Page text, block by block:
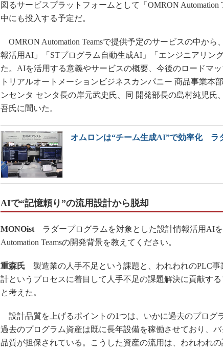
海外生産
グロ
制御セ
新型コ
図るサービスプラットフォームとして「OMRON Automation
中にも投入する予定だ。
OMRON Automation Teamsで提供予定のサービスの中から
報活用AI」「STプログラム自動生成AI」「エンジニアリン
た。AIを活用する意義やサービスの概要、今後のロードマ
トリアルオートメーションビジネスカンパニー 商品事業本
ンセンタ センタ長の岸元武史氏、同 開発部長の島村純児氏
吾氏に聞いた。
オムロンは“チーム生成AI”で効率化 ラ
AIで“記憶頼り”の流用設計から脱却
MONOist ラダープログラムを対象とした設計情報活用AI
Automation Teamsの開発背景を教えてください。
重森氏 製造業の人手不足という課題と、われわれのPLC事
計というプロセスに着目して人手不足の課題解決に貢献す
と考えた。
設計品質を上げるポイントの1つは、いかに過去のプログ
過去のプログラム資産は既に長年設備を稼働させており、
品質が担保されている。こうした資産の流用は、われわれ